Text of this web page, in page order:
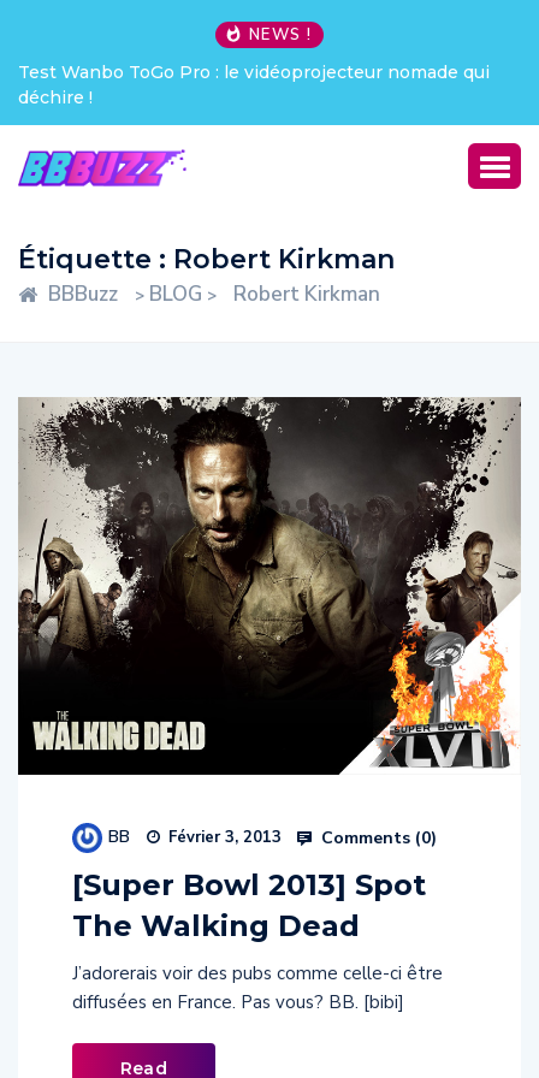
NEWS !
Test Wanbo ToGo Pro : le vidéoprojecteur nomade qui
déchire !
Étiquette : Robert Kirkman
BBBuzz > BLOG > Robert Kirkman
BB Février 3, 2013 Comments (0)
[Super Bowl 2013] Spot
The Walking Dead
J’adorerais voir des pubs comme celle-ci être
diffusées en France. Pas vous? BB. [bibi]
Read